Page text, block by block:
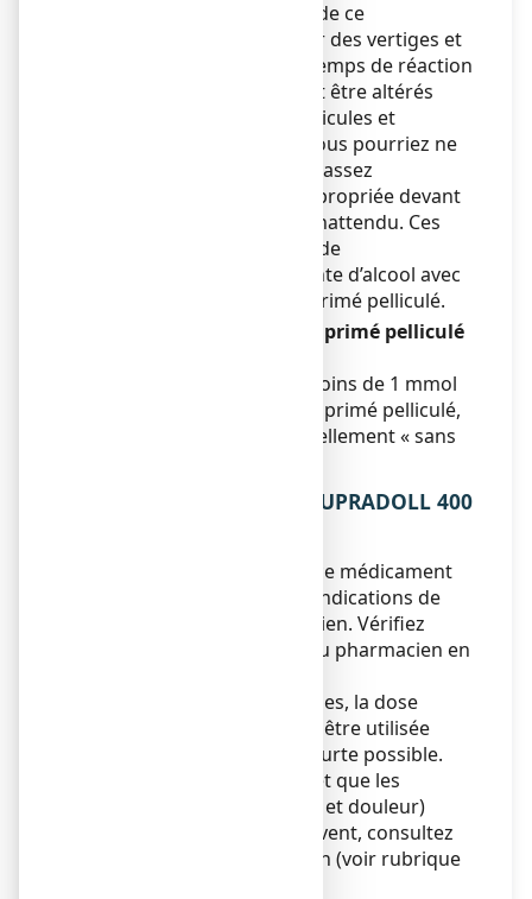
Dans de rares cas, la prise de ce
médicament peut entraîner des vertiges et
des troubles de la vue. Le temps de réaction
et la concentration peuvent être altérés
pendant la conduite de véhicules et
l’utilisation de machines. Vous pourriez ne
plus être capable de réagir assez
rapidement et de façon appropriée devant
un événement soudain et inattendu. Ces
effets sont majorés en cas de
consommation concomitante d’alcool avec
IBUPRADOLL 400 mg comprimé pelliculé.
IBUPRADOLL 400 mg, comprimé pelliculé
Ce médicament contient moins de 1 mmol
(23 mg) de sodium par comprimé pelliculé,
c’est-à-dire qu’il est essentiellement « sans
3. COMMENT PRENDRE IBUPRADOLL 400
Veillez à toujours prendre ce médicament
en suivant exactement les indications de
votre médecin ou pharmacien. Vérifiez
auprès de votre médecin ou pharmacien en
Pour atténuer les symptômes, la dose
efficace la plus faible devra être utilisée
pendant la durée la plus courte possible.
Si vous avez une infection et que les
symptômes (tels que fièvre et douleur)
persistent ou qu’ils s’aggravent, consultez
immédiatement un médecin (voir rubrique